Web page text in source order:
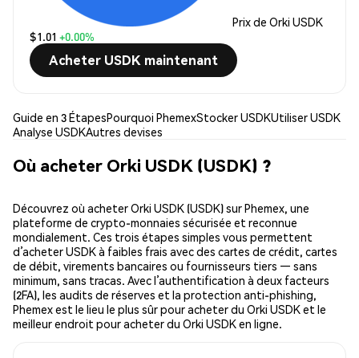
Prix de Orki USDK
$1.01 +0.00%
Acheter USDK maintenant
Guide en 3 ÉtapesPourquoi PhemexStocker USDKUtiliser USDK
Analyse USDKAutres devises
Où acheter Orki USDK (USDK) ?
Découvrez où acheter Orki USDK (USDK) sur Phemex, une
plateforme de crypto-monnaies sécurisée et reconnue
mondialement. Ces trois étapes simples vous permettent
d’acheter USDK à faibles frais avec des cartes de crédit, cartes
de débit, virements bancaires ou fournisseurs tiers — sans
minimum, sans tracas. Avec l’authentification à deux facteurs
(2FA), les audits de réserves et la protection anti-phishing,
Phemex est le lieu le plus sûr pour acheter du Orki USDK et le
meilleur endroit pour acheter du Orki USDK en ligne.